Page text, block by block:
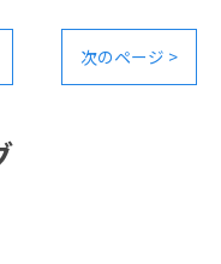
次のページ >